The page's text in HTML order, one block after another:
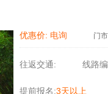
优惠价: 电询 门
往返交通: 线路
提前报名:3天以上